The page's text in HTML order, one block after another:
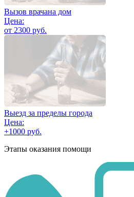
Вызов врачана дом
Цена:
от 2300 руб.
Выезд за пределы города
Цена:
+1000 руб.
Этапы оказания помощи